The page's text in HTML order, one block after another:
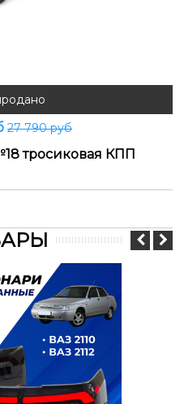
27 790 руб
тросиковая КПП